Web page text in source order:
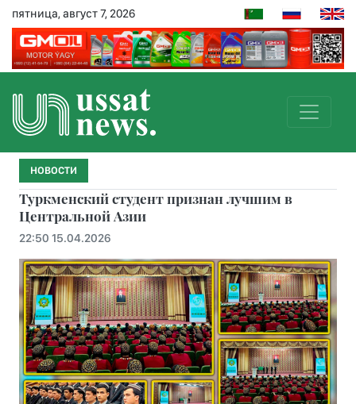
пятница, август 7, 2026
НОВОСТИ
Туркменский студент признан лучшим в
Центральной Азии
22:50 15.04.2026